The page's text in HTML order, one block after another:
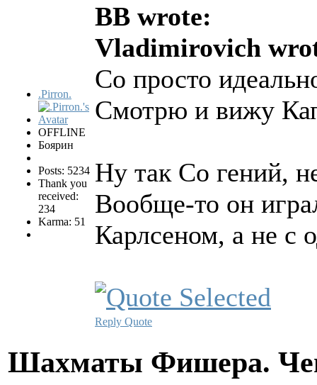
.Pirron.
OFFLINE
Боярин
Posts: 5234
Thank you
received:
234
Karma: 51
BB wrote:
Vladimirovich
Со просто
Смотрю и вижу
Ну так Со гений,
Вообще-то он
Карлсеном, а не с
Reply Quote
Шахматы Фишера.